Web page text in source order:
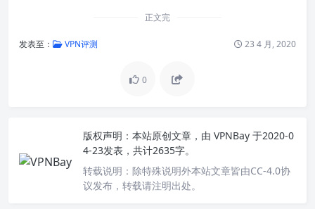
正文完
发表至： VPN评测 23 4 月, 2020
0
版权声明： 本站原创文章，由 VPNBay 于2020-0
4-23发表，共计2635字。
转载说明： 除特殊说明外本站文章皆由CC-4.0协
议发布，转载请注明出处。